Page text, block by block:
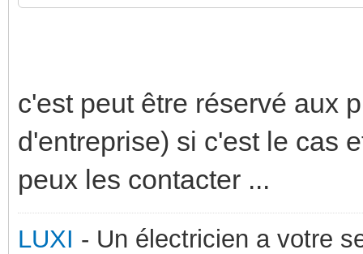
c'est peut être réservé aux
d'entreprise) si c'est le cas
peux les contacter ...
LUXI - Un électricien a votre